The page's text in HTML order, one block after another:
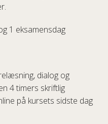
1 eksamensdag
dialog og
4 timers skriftlig
på kursets sidste dag